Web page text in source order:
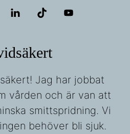
Jag har jobbat
vården och är van att
smittspridning. Vi
behöver bli sjuk.